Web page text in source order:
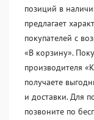
позиций в
предлагает
покупателей с
«В корзину».
производителя
получаете
и доставки. Для
позвоните по